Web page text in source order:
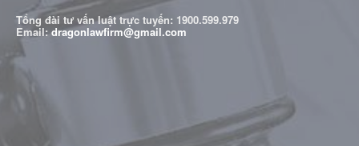
Tổng đài tư vấn luật trực tuyến: 1900.599.979
Email:dragonlawfirm@gmail.com